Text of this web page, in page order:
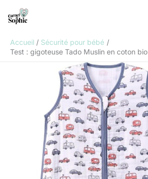
Accueil
Sécurité pour bébé
Test : gigoteuse Tado Muslin en coton bio
e
h